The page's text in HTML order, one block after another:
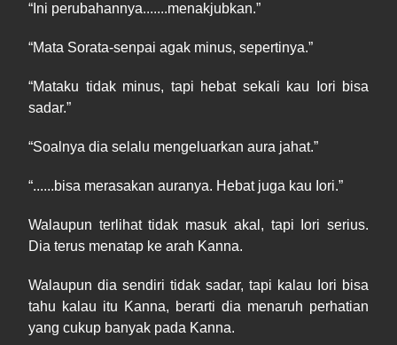
“ Ini perubahannya.......menakjubkan.”
“Mata Sorata-senpai agak minus, sepertinya.”
“Mataku tidak minus, tapi hebat sekali kau Iori bisa
sadar.”
“Soalnya dia selalu mengeluarkan aura jahat.”
“......bisa merasakan auranya. Hebat juga kau Iori.”
Walaupun terlihat tidak masuk akal, tapi Iori serius.
Dia terus menatap ke arah Kanna.
Walaupun dia sendiri tidak sadar, tapi kalau Iori bisa
tahu kalau itu Kanna, berarti dia menaruh perhatian
yang cukup banyak pada Kanna.